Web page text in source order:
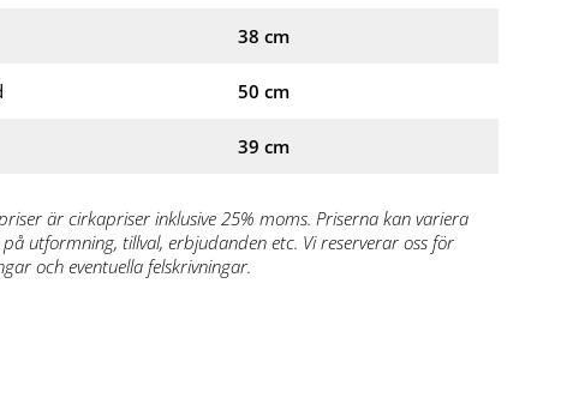
38 cm
50 cm
39 cm
är cirkapriser inklusive 25% moms. Priserna kan variera
utformning, tillval, erbjudanden etc. Vi reserverar oss för
och eventuella felskrivningar.